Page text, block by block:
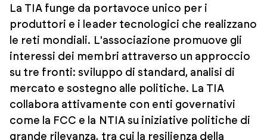
La TIA funge da portavoce unico per i
produttori e i leader tecnologici che realizzano
le reti mondiali. L'associazione promuove gli
interessi dei membri attraverso un approccio
su tre fronti: sviluppo di standard, analisi di
mercato e sostegno alle politiche. La TIA
collabora attivamente con enti governativi
come la FCC e la NTIA su iniziative politiche di
grande rilevanza, tra cui la resilienza della